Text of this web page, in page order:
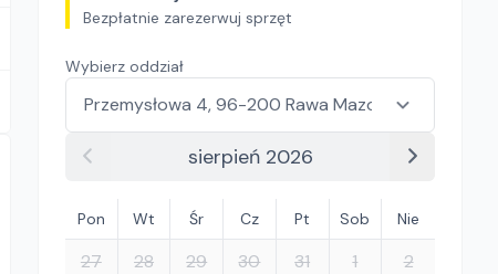
Bezpłatnie zarezerwuj sprzęt
Wybierz oddział
sierpień 2026
Pon Wt Śr Cz Pt Sob Nie
27 28 29 30 31 1
2